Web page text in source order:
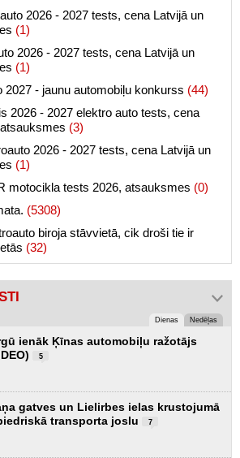
2026 - 2027 tests, cena Latvijā un
(1)
2026 - 2027 tests, cena Latvijā un
(1)
2027 - jaunu automobiļu konkurss (44)
2026 - 2027 elektro auto tests, cena
(3)
2026 - 2027 tests, cena Latvijā un
(1)
motocikla tests 2026, atsauksmes (0)
(5308)
biroja stāvvietā, cik droši tie ir
(32)
Dienas Nedēļas
ienāk Ķīnas automobiļu ražotājs
5
gatves un Lielirbes ielas krustojumā
transporta joslu
7